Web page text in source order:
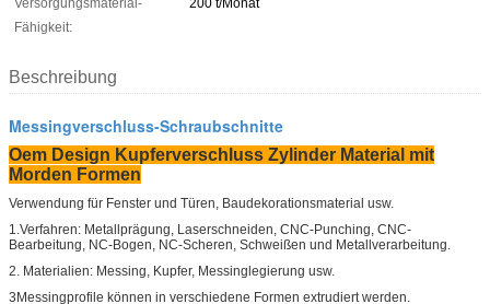
Versorgungsmaterial-
Fähigkeit:
200 t/Monat
Beschreibung
Messingverschluss-Schraubschnitte
Oem Design Kupferverschluss Zylinder Material mit
Morden Formen
Verwendung für Fenster und Türen, Baudekorationsmaterial usw.
1.Verfahren: Metallprägung, Laserschneiden, CNC-Punching, CNC-
Bearbeitung, NC-Bogen, NC-Scheren, Schweißen und Metallverarbeitung.
2. Materialien: Messing, Kupfer, Messinglegierung usw.
3Messingprofile können in verschiedene Formen extrudiert werden.